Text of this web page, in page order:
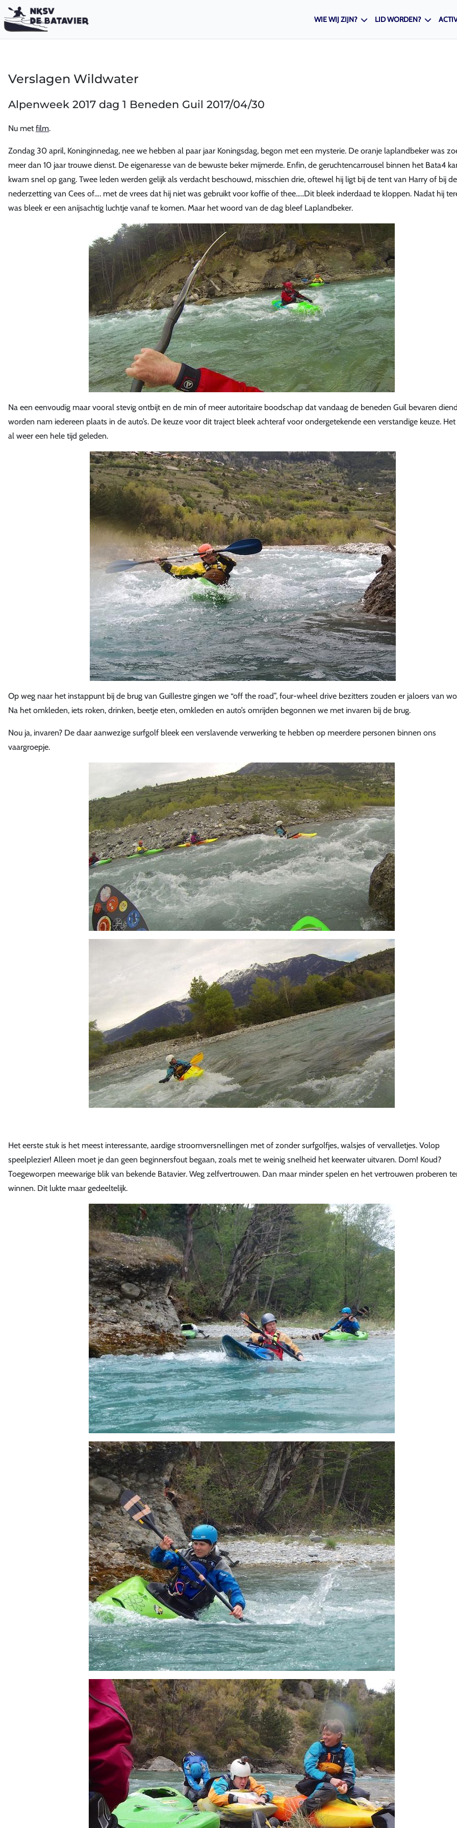
WIE WIJ ZIJN? LID WORDEN?
Verslagen Wildwater
Alpenweek 2017 dag 1 Beneden Guil 2017/04/30
Nu metfilm.
Zondag 30 april, Koninginnedag, nee we hebben al paar jaar Koningsdag, begon met een mysterie. De oranje laplandbeker was
meer dan 10 jaar trouwe dienst. De eigenaresse van de bewuste beker mijmerde. Enfin, de geruchtencarrousel binnen het Bata4
kwam snel op gang. Twee leden werden gelijk als verdacht beschouwd, misschien drie, oftewel hij ligt bij de tent van Harry of bij de
nederzetting van Cees of…. met de vrees dat hij niet was gebruikt voor koffie of thee…..Dit bleek inderdaad te kloppen. Nadat hij
was bleek er een anijsachtig luchtje vanaf te komen. Maar het woord van de dag bleef Laplandbeker.
Na een eenvoudig maar vooral stevig ontbijt en de min of meer autoritaire boodschap dat vandaag de beneden Guil bevaren
worden nam iedereen plaats in de auto’s. De keuze voor dit traject bleek achteraf voor ondergetekende een verstandige keuze.
al weer een hele tijd geleden.
Op weg naar het instappunt bij de brug van Guillestre gingen we “off the road”, four-wheel drive bezitters zouden er jaloers van
Na het omkleden, iets roken, drinken, beetje eten, omkleden en auto’s omrijden begonnen we met invaren bij de brug.
Nou ja, invaren? De daar aanwezige surfgolf bleek een verslavende verwerking te hebben op meerdere personen binnen ons
vaargroepje.
Het eerste stuk is het meest interessante, aardige stroomversnellingen met of zonder surfgolfjes, walsjes of vervalletjes. Volop
speelplezier! Alleen moet je dan geen beginnersfout begaan, zoals met te weinig snelheid het keerwater uitvaren. Dom! Koud?
Toegeworpen meewarige blik van bekende Batavier. Weg zelfvertrouwen. Dan maar minder spelen en het vertrouwen proberen
winnen. Dit lukte maar gedeeltelijk.